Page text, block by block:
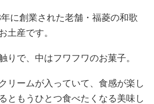
に創業された老舗・福菱の和歌
土産です。
りで、中はフワフワのお菓子。
リームが入っていて、食感が楽し
ともうひとつ食べたくなる美味し